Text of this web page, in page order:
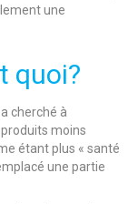
une
quoi?
cherché à
moins
étant plus « santé
une partie